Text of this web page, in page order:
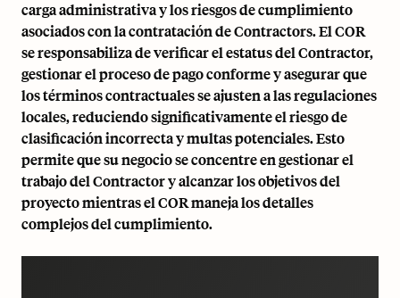
carga administrativa y los riesgos de cumplimiento
asociados con la contratación de Contractors. El COR
se responsabiliza de verificar el estatus del Contractor,
gestionar el proceso de pago conforme y asegurar que
los términos contractuales se ajusten a las regulaciones
locales, reduciendo significativamente el riesgo de
clasificación incorrecta y multas potenciales. Esto
permite que su negocio se concentre en gestionar el
trabajo del Contractor y alcanzar los objetivos del
proyecto mientras el COR maneja los detalles
complejos del cumplimiento.